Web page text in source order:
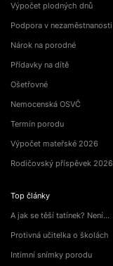
Výpočet plodných dnů
Podpora v nezaměstnanosti
Nárok na porodné
Přídavky na dítě
Ošetřovné
Nemocenská OSVČ
Termín porodu
Výpočet mateřské 2026
Rodičovský příspěvek 2026
Top články
A jak se těší tatínek? Není…
Protivná učitelka o školách
Intimní snímky porodu